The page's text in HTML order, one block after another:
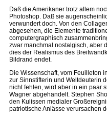
Daß die Amerikaner trotz allem
Photoshop. Daß sie
verwundert doch. Von den
abgesehen, die Elemente
computergraphisch
zwar manchmal nostalgisch, aber
dies der Realismus des
Bildrand endet.
Die Wissenschaft, vom Feuilleton
zur Sinnstifterin und Weltdeuterin
nicht fehlen, wird aber in ein paar
Wagner abgehandelt. Stephen
den Kulissen medialer
patriotische Anlässe verursachen